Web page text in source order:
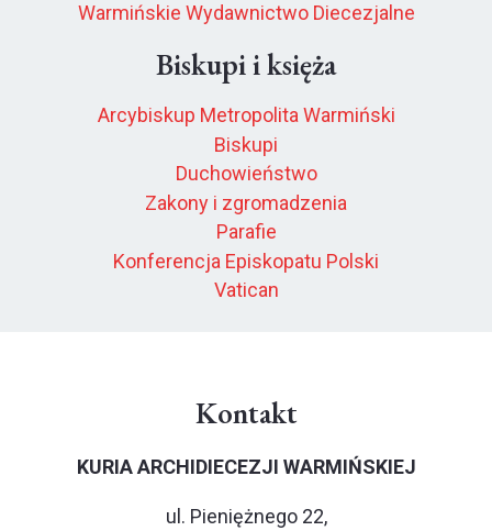
Warmińskie Wydawnictwo Diecezjalne
Biskupi i księża
Arcybiskup Metropolita Warmiński
Biskupi
Duchowieństwo
Zakony i zgromadzenia
Parafie
Konferencja Episkopatu Polski
Vatican
Kontakt
KURIA ARCHIDIECEZJI WARMIŃSKIEJ
ul. Pieniężnego 22,